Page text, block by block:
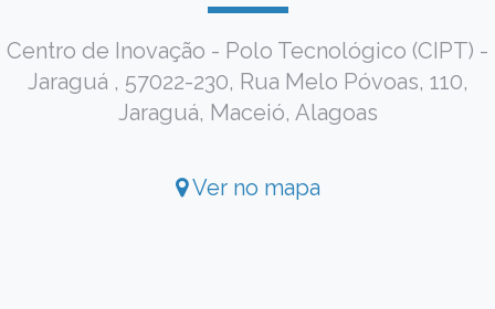
Centro de Inovação - Polo Tecnológico (CIPT) -
Jaraguá , 57022-230, Rua Melo Póvoas, 110,
Jaraguá, Maceió, Alagoas
Ver no mapa